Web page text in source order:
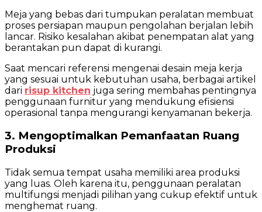
Meja yang bebas dari tumpukan peralatan membuat
proses persiapan maupun pengolahan berjalan lebih
lancar. Risiko kesalahan akibat penempatan alat yang
berantakan pun dapat di kurangi.
Saat mencari referensi mengenai desain meja kerja
yang sesuai untuk kebutuhan usaha, berbagai artikel
dari risup kitchen juga sering membahas pentingnya
penggunaan furnitur yang mendukung efisiensi
operasional tanpa mengurangi kenyamanan bekerja.
3. Mengoptimalkan Pemanfaatan Ruang
Produksi
Tidak semua tempat usaha memiliki area produksi
yang luas. Oleh karena itu, penggunaan peralatan
multifungsi menjadi pilihan yang cukup efektif untuk
menghemat ruang.